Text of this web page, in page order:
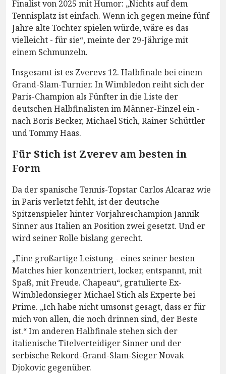
Finalist von 2025 mit Humor: „Nichts auf dem
Tennisplatz ist einfach. Wenn ich gegen meine fünf
Jahre alte Tochter spielen würde, wäre es das
vielleicht - für sie“, meinte der 29-Jährige mit
einem Schmunzeln.
Insgesamt ist es Zverevs 12. Halbfinale bei einem
Grand-Slam-Turnier. In Wimbledon reiht sich der
Paris-Champion als Fünfter in die Liste der
deutschen Halbfinalisten im Männer-Einzel ein -
nach Boris Becker, Michael Stich, Rainer Schüttler
und Tommy Haas.
Für Stich ist Zverev am besten in
Form
Da der spanische Tennis-Topstar Carlos Alcaraz wie
in Paris verletzt fehlt, ist der deutsche
Spitzenspieler hinter Vorjahreschampion Jannik
Sinner aus Italien an Position zwei gesetzt. Und er
wird seiner Rolle bislang gerecht.
„Eine großartige Leistung - eines seiner besten
Matches hier konzentriert, locker, entspannt, mit
Spaß, mit Freude. Chapeau“, gratulierte Ex-
Wimbledonsieger Michael Stich als Experte bei
Prime. „Ich habe nicht umsonst gesagt, dass er für
mich von allen, die noch drinnen sind, der Beste
ist.“ Im anderen Halbfinale stehen sich der
italienische Titelverteidiger Sinner und der
serbische Rekord-Grand-Slam-Sieger Novak
Djokovic gegenüber.